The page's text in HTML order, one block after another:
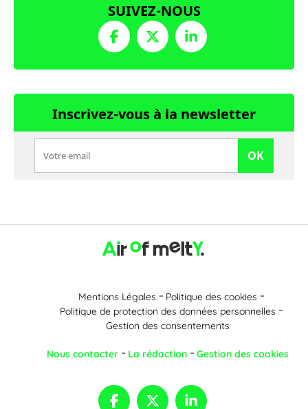
SUIVEZ-NOUS
Inscrivez-vous à la newsletter
OK
Mentions Légales
Politique des cookies
Politique de protection des données personnelles
Gestion des consentements
Nous contacter La rédaction Gestion des cookies